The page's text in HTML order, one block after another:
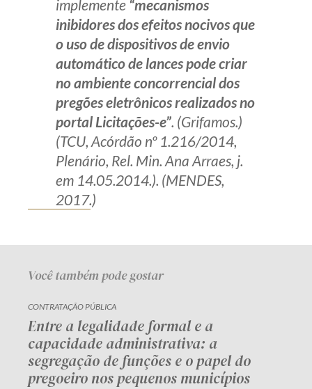
implemente “mecanismos
inibidores dos efeitos nocivos que
o uso de dispositivos de envio
automático de lances pode criar
no ambiente concorrencial dos
pregões eletrônicos realizados no
portal Licitações-e”. (Grifamos.)
(TCU, Acórdão nº 1.216/2014,
Plenário, Rel. Min. Ana Arraes, j.
em 14.05.2014.). (MENDES,
2017.)
Você também pode gostar
CONTRATAÇÃO PÚBLICA
Entre a legalidade formal e a
capacidade administrativa: a
segregação de funções e o papel do
pregoeiro nos pequenos municípios